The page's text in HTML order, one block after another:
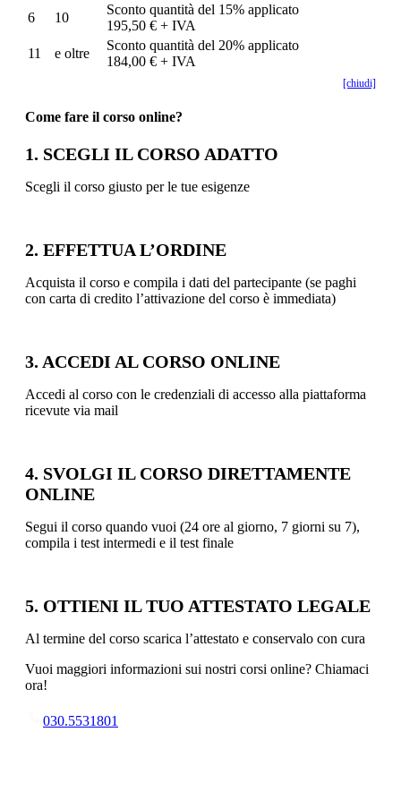
6
10
Sconto quantità del 15% applicato
195,50 € + IVA
11
e oltre
Sconto quantità del 20% applicato
184,00 € + IVA
[chiudi]
Come fare il corso online?
1. SCEGLI IL CORSO ADATTO
Scegli il corso giusto per le tue esigenze
2. EFFETTUA L’ORDINE
Acquista il corso e compila i dati del partecipante (se paghi
con carta di credito l’attivazione del corso è immediata)
3. ACCEDI AL CORSO ONLINE
Accedi al corso con le credenziali di accesso alla piattaforma
ricevute via mail
4. SVOLGI IL CORSO DIRETTAMENTE
ONLINE
Segui il corso quando vuoi (24 ore al giorno, 7 giorni su 7),
compila i test intermedi e il test finale
5. OTTIENI IL TUO ATTESTATO LEGALE
Al termine del corso scarica l’attestato e conservalo con cura
Vuoi maggiori informazioni sui nostri corsi online? Chiamaci
ora!
030.5531801